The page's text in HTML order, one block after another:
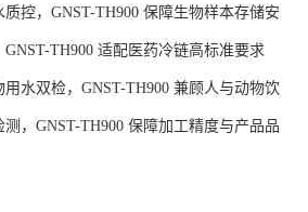
控，GNST-TH900 保障生物样本存储安
TH900 适配医药冷链高标准要求
水双检，GNST-TH900 兼顾人与动物饮
，GNST-TH900 保障加工精度与产品品